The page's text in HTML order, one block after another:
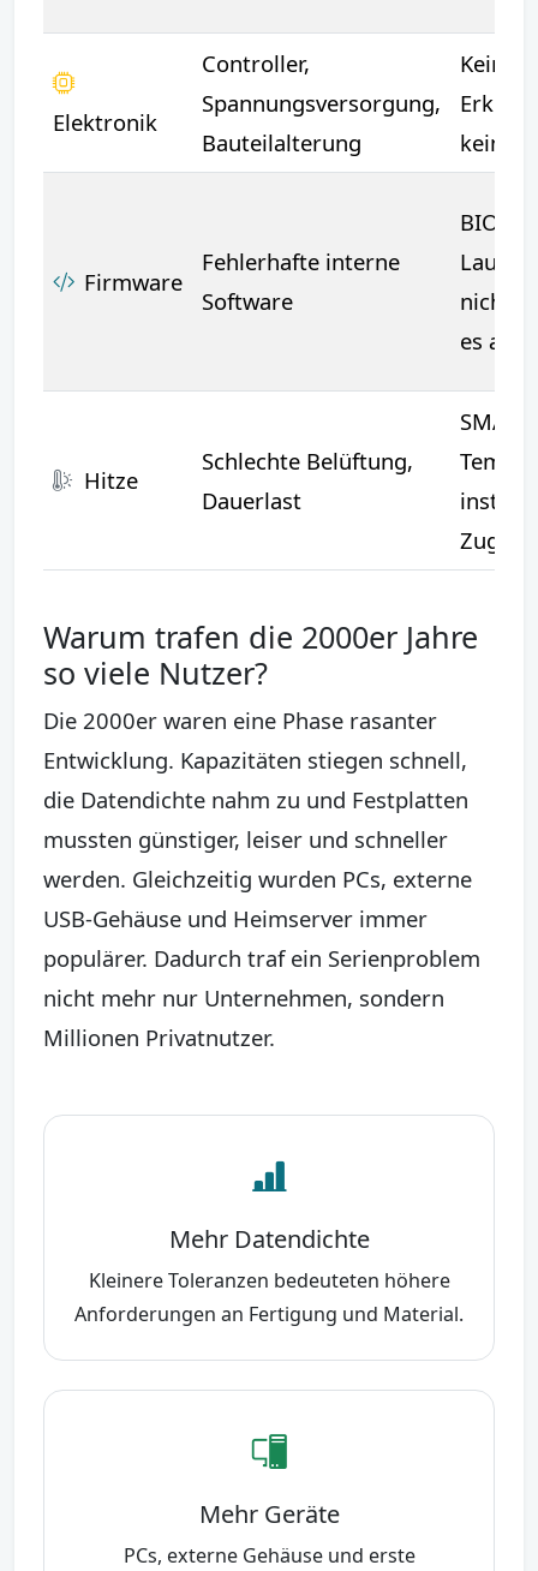
Elektronik
Controller,
Spannungsversorgung,
Bauteilalterung
Keine
kein
Firmware
Fehlerhafte interne
Software
BIOS
nicht,
es
Hitze
Schlechte Belüftung,
Dauerlast
SMART-
Warum trafen die 2000er Jahre
so viele Nutzer?
Die 2000er waren eine Phase rasanter
Entwicklung. Kapazitäten stiegen schnell,
die Datendichte nahm zu und Festplatten
mussten günstiger, leiser und schneller
werden. Gleichzeitig wurden PCs, externe
USB-Gehäuse und Heimserver immer
populärer. Dadurch traf ein Serienproblem
nicht mehr nur Unternehmen, sondern
Millionen Privatnutzer.
Mehr Datendichte
Kleinere Toleranzen bedeuteten höhere
Anforderungen an Fertigung und Material.
Mehr Geräte
PCs, externe Gehäuse und erste